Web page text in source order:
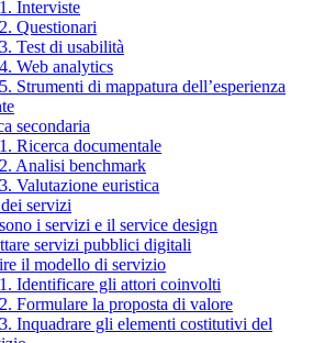
Interviste
Questionari
Test di usabilità
Web analytics
Strumenti di mappatura dell’esperienza
secondaria
Ricerca documentale
Analisi benchmark
Valutazione euristica
servizi
i servizi e il service design
servizi pubblici digitali
il modello di servizio
Identificare gli attori coinvolti
Formulare la proposta di valore
Inquadrare gli elementi costitutivi del